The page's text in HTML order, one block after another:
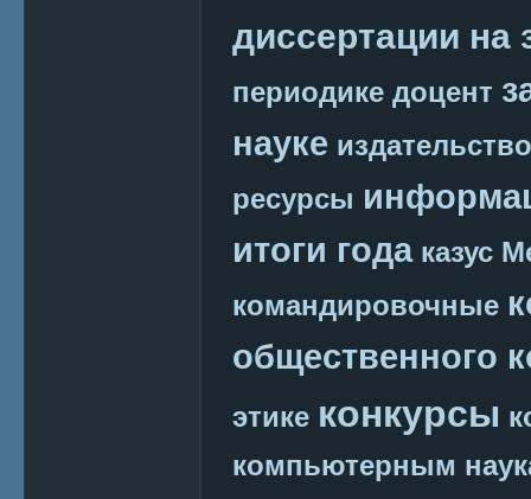
диссертации на
периодике доцент
науке издательство
ресурсы
итоги года казус
командировочные
общественного
этике конкурсы
компьютерным